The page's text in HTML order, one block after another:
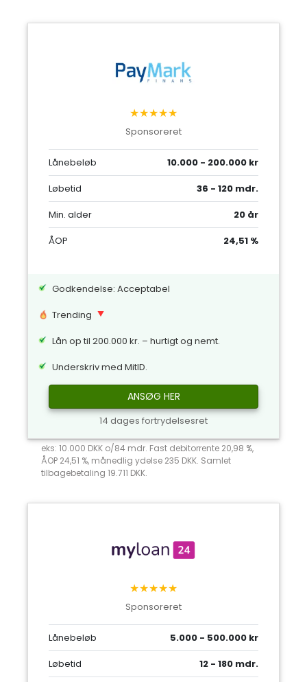
★★★★★
Sponsoreret
Lånebeløb
10.000 - 200.000 kr
Løbetid
36 - 120 mdr.
Min. alder
20 år
ÅOP
24,51 %
Godkendelse: Acceptabel
Trending
Lån op til 200.000 kr. – hurtigt og nemt.
Underskriv med MitID.
ANSØG HER
14 dages fortrydelsesret
eks: 10.000 DKK o/84 mdr. Fast debitorrente 20,98 %,
ÅOP 24,51 %, månedlig ydelse 235 DKK. Samlet
tilbagebetaling 19.711 DKK.
★★★★★
Sponsoreret
Lånebeløb
5.000 - 500.000 kr
Løbetid
12 - 180 mdr.